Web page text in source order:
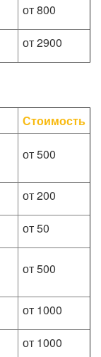
от 800
от 2900
Стоимость
от 500
от 200
от 50
от 500
от 1000
от 1000